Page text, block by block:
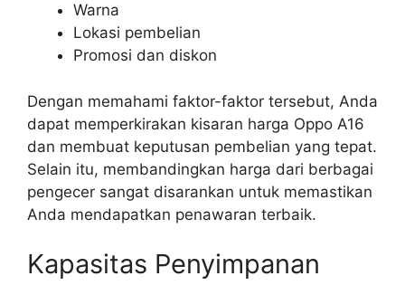
Warna
Lokasi pembelian
Promosi dan diskon
Dengan memahami faktor-faktor tersebut, Anda
dapat memperkirakan kisaran harga Oppo A16
dan membuat keputusan pembelian yang tepat.
Selain itu, membandingkan harga dari berbagai
pengecer sangat disarankan untuk memastikan
Anda mendapatkan penawaran terbaik.
Kapasitas Penyimpanan